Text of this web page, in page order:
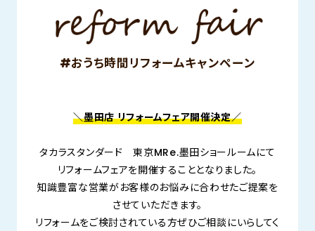
#おうち時間リフォームキャンペーン
＼墨田店 リフォームフェア開催決定／
タカラスタンダード 東京MRe.墨田ショールームにて
リフォームフェアを開催することとなりました。
知識豊富な営業がお客様のお悩みに合わせたご提案を
させていただきます。
リフォームをご検討されている方ぜひご相談にいらしてく